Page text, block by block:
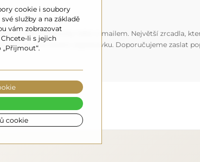
nás telefonicky nebo e-mailem. Největší zrcadla,
na individuální objednávku. Doporučujeme zaslat
cookie i soubory
služby a na základě
vám zobrazovat
li s jejich
cookie